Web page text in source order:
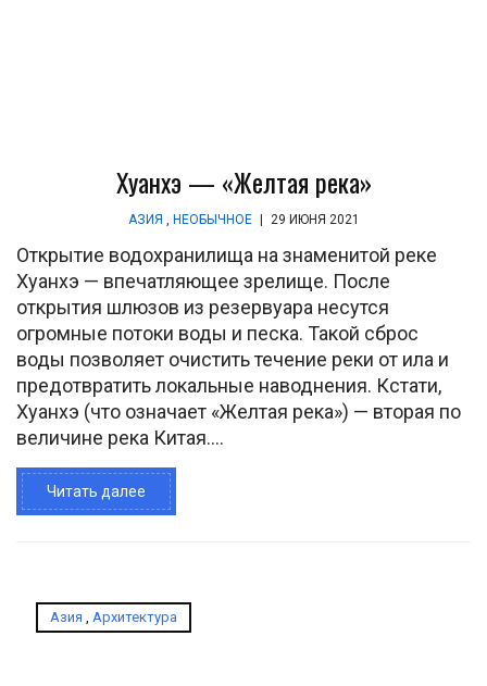
Хуанхэ — «Желтая река»
АЗИЯ , НЕОБЫЧНОЕ 29 ИЮНЯ 2021
Открытие водохранилища на знаменитой реке
Хуанхэ — впечатляющее зрелище. После
открытия шлюзов из резервуара несутся
огромные потоки воды и песка. Такой сброс
воды позволяет очистить течение реки от ила и
предотвратить локальные наводнения. Кстати,
Хуанхэ (что означает «Желтая река») — вторая по
величине река Китая....
Читать далее
Азия , Архитектура